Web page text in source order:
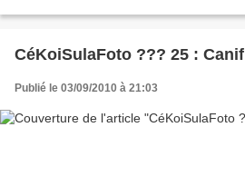
CéKoiSulaFoto ??? 25 : Canif
Publié le 03/09/2010 à 21:03